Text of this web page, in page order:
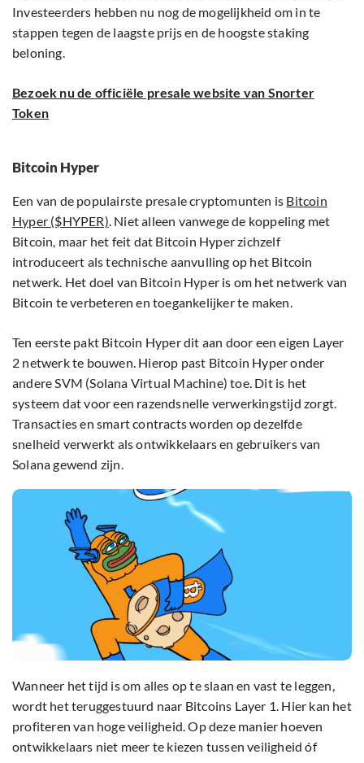
Investeerders hebben nu nog de mogelijkheid om in te
stappen tegen de laagste prijs en de hoogste staking
beloning.
Bezoek nu de officiële presale website van Snorter
Token
Bitcoin Hyper
Een van de populairste presale cryptomunten is Bitcoin
Hyper ($HYPER). Niet alleen vanwege de koppeling met
Bitcoin, maar het feit dat Bitcoin Hyper zichzelf
introduceert als technische aanvulling op het Bitcoin
netwerk. Het doel van Bitcoin Hyper is om het netwerk van
Bitcoin te verbeteren en toegankelijker te maken.
Ten eerste pakt Bitcoin Hyper dit aan door een eigen Layer
2 netwerk te bouwen. Hierop past Bitcoin Hyper onder
andere SVM (Solana Virtual Machine) toe. Dit is het
systeem dat voor een razendsnelle verwerkingstijd zorgt.
Transacties en smart contracts worden op dezelfde
snelheid verwerkt als ontwikkelaars en gebruikers van
Solana gewend zijn.
Wanneer het tijd is om alles op te slaan en vast te leggen,
wordt het teruggestuurd naar Bitcoins Layer 1. Hier kan het
profiteren van hoge veiligheid. Op deze manier hoeven
ontwikkelaars niet meer te kiezen tussen veiligheid óf